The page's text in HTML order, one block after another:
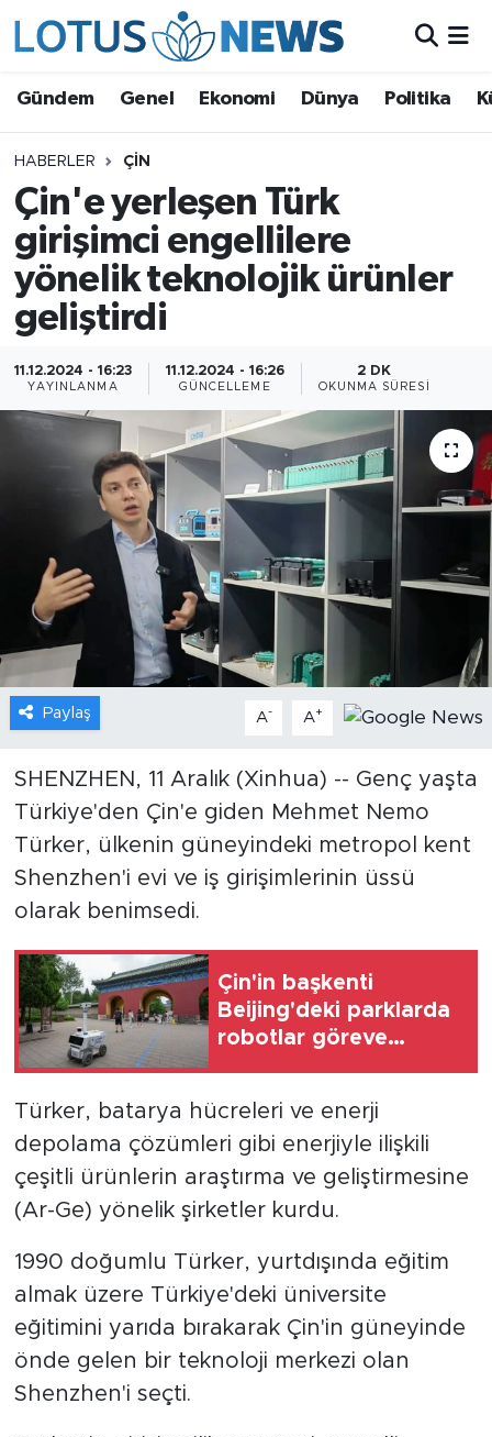
Gündem Genel Ekonomi Dünya Politika
HABERLER ÇIN
Çin'e yerleşen Türk
girişimci engellilere
yönelik teknolojik ürünler
geliştirdi
11.12.2024 - 16:23
YAYINLANMA
11.12.2024 - 16:26
GÜNCELLEME
2 DK
OKUNMA SÜRESI
Paylaş A- A+
SHENZHEN, 11 Aralık (Xinhua) -- Genç yaşta
Türkiye'den Çin'e giden Mehmet Nemo
Türker, ülkenin güneyindeki metropol kent
Shenzhen'i evi ve iş girişimlerinin üssü
olarak benimsedi.
Çin'in başkenti
Beijing'deki parklarda
robotlar göreve
Türker, batarya hücreleri ve enerji
depolama çözümleri gibi enerjiyle ilişkili
çeşitli ürünlerin araştırma ve geliştirmesine
(Ar-Ge) yönelik şirketler kurdu.
1990 doğumlu Türker, yurtdışında eğitim
almak üzere Türkiye'deki üniversite
eğitimini yarıda bırakarak Çin'in güneyinde
önde gelen bir teknoloji merkezi olan
Shenzhen'i seçti.
Ekonomi
Dünya
Politika
Kültür - Sanat ve Tarih
Yaşam
Bilim ve Teknoloji
Çin Fuarları
Gündem
Video
Sağlık
Foto Haber
Xinhua Türkiye
Seyahat